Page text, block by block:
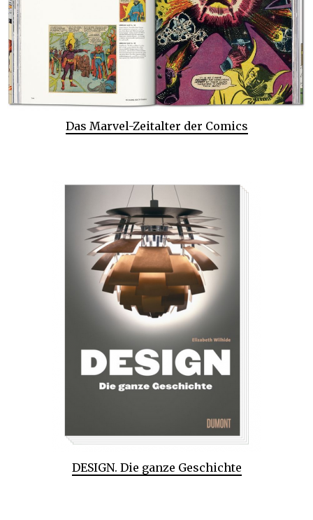
Das Marvel-Zeitalter der Comics
DESIGN. Die ganze Geschichte